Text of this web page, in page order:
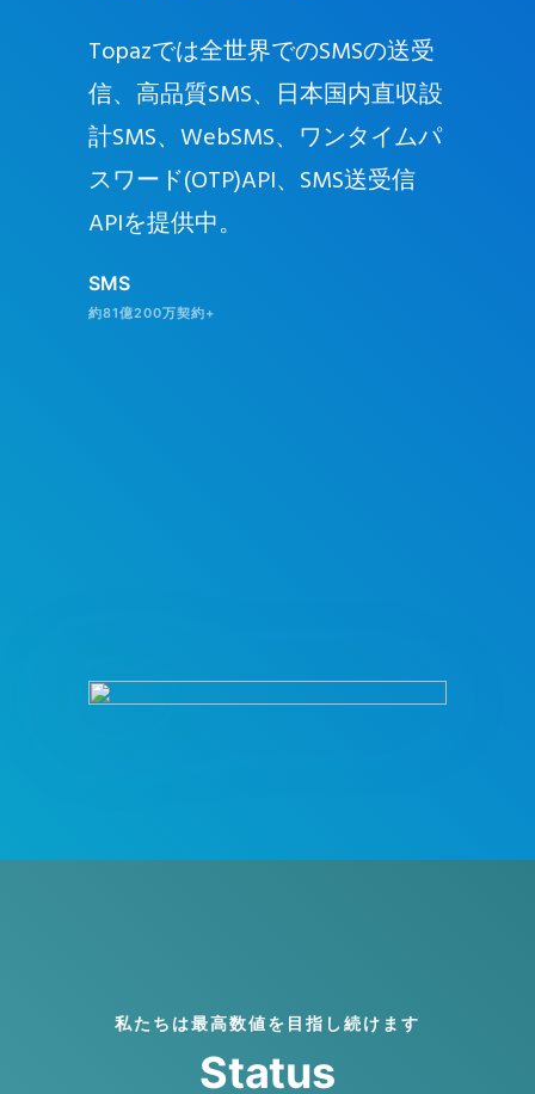
Topazでは全世界でのSMSの送受
信、高品質SMS、日本国内直収設
計SMS、WebSMS、ワンタイムパ
スワード(OTP)API、SMS送受信
APIを提供中。
SMS
約81億200万契約+
私たちは最高数値を目指し続けます
Status